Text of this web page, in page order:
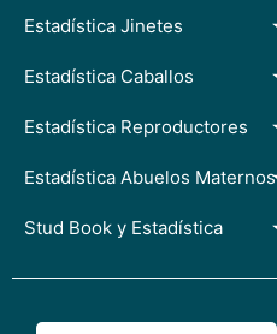
Estadística Jinetes
Estadística Caballos
Estadística Reproductores
Estadística Abuelos Maternos
Stud Book y Estadística